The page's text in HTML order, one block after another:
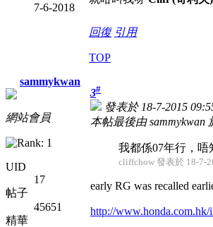
7-6-2018
回復 引用
TOP
sammykwan
網站會員
UID
17
帖子
45651
精華
3#
發表於 18-7-2015
本帖最後由 sammykwan
我都係07年行，唔
cliffchow 發表於 18-7-
early RG was recalled
http://